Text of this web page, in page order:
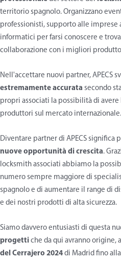
territorio spagnolo. Organizzano
professionisti, supporto alle
informatici per farsi conoscere e
collaborazione con i migliori
Nell'accettare nuovi partner, APECS
estremamente accurata secondo
propri associati la possibilità di
produttori sul mercato internazionale.
Diventare partner di APECS significa
nuove opportunità di crescita.
locksmith associati abbiamo la
numero sempre maggiore di
spagnolo e di aumentare il range di
e dei nostri prodotti di alta sicurezza.
Siamo davvero entusiasti di questa
progetti che da qui avranno origine,
del Cerrajero 2024 di Madrid fino